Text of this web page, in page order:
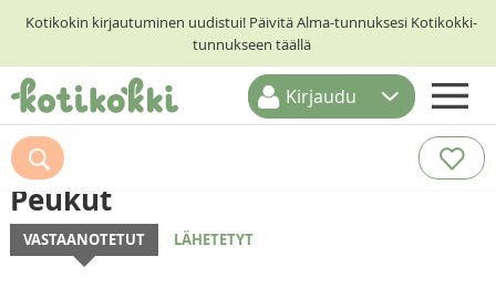
Kotikokin kirjautuminen uudistui! Päivitä Alma-tunnuksesi Kotikokki-
tunnukseen täällä
ETUSIVU
RESEPTIHAKU
RUOKATEEMAT
KESKUSTELUT
Kirjaudu
Peukut
VASTAANOTETUT LÄHETETYT